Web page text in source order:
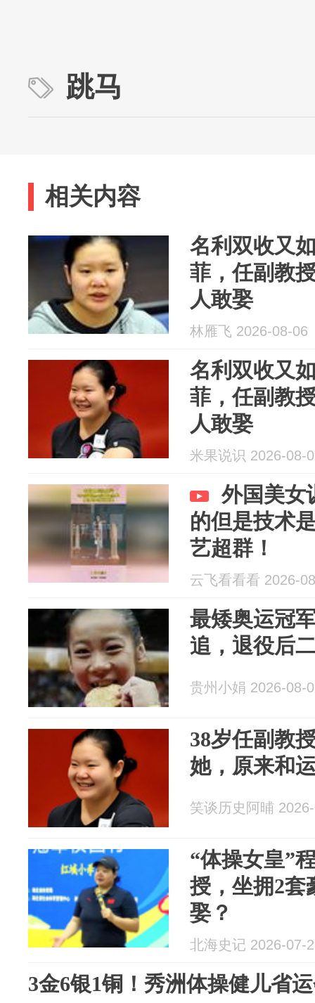
跳马
相关内容
名利双收又
菲，任副教
人敢娶
林雁飞 2026-08-06
名利双收又
菲，任副教
人敢娶
米果说识 2026-08-
外国美女
的但是技术
艺超群！
云飞看看看 2026-
最矮奥运冠
追，退役后
贵州小娟 2026-08-
38岁任副教
她，原来和
笑谈历史阿晡
“体操女皇”
授，坐拥2套
娶？
北海史记 2026-07-
3金6银1铜！秀洲体操健儿省